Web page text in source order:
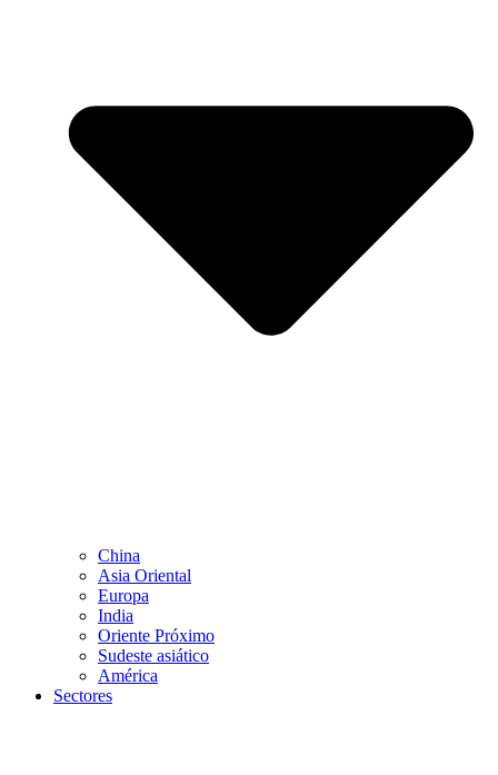
China
Asia Oriental
Europa
India
Oriente Próximo
Sudeste asiático
América
Sectores